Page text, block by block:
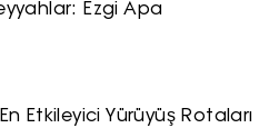
Ezgi Apa
Etkileyici Yürüyüş Rotaları